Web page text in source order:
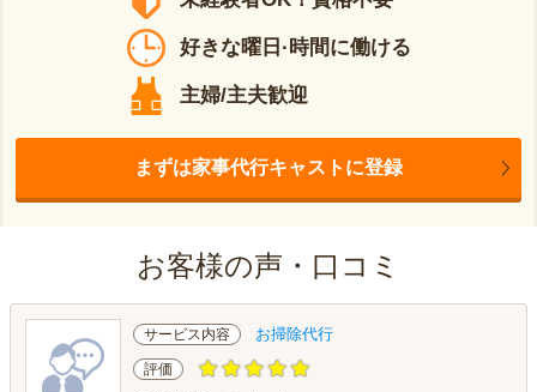
好きな曜日·時間に働ける
主婦/主夫歓迎
まずは家事代行キャストに登録
お客様の声・口コミ
サービス内容 お掃除代行
評価